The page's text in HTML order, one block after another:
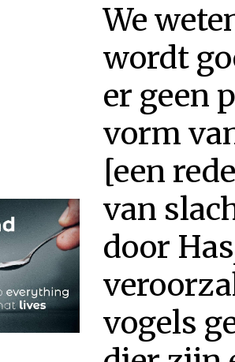
We
wordt
er geen
vorm
[een
van
door
vogels